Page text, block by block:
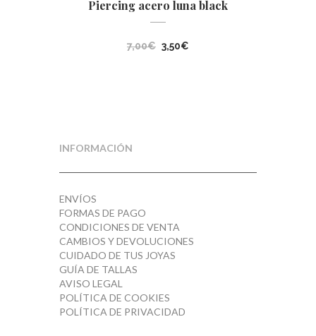
Piercing acero luna black
7,00€ El
3,50€
INFORMACIÓN
ENVÍOS
FORMAS DE PAGO
CONDICIONES DE VENTA
CAMBIOS Y DEVOLUCIONES
CUIDADO DE TUS JOYAS
GUÍA DE TALLAS
AVISO LEGAL
POLÍTICA DE COOKIES
POLÍTICA DE PRIVACIDAD